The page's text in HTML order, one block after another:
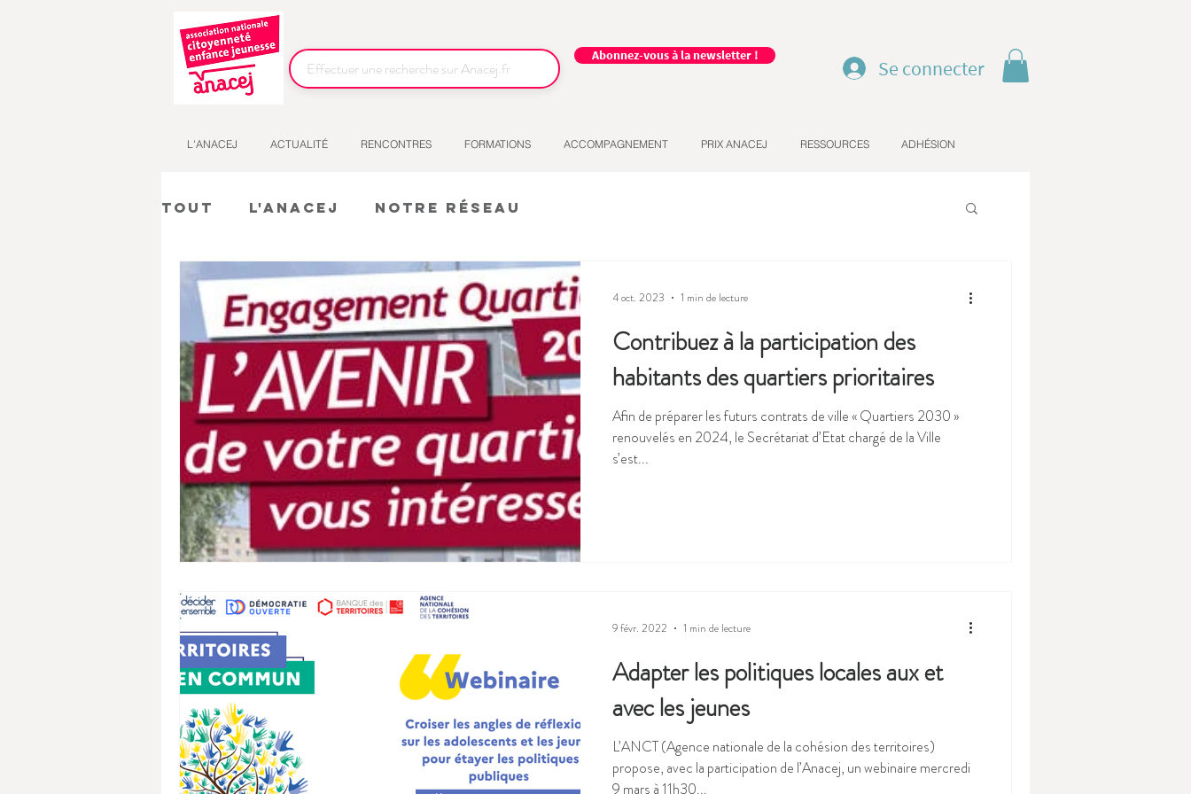
Abonnez-vous à la newsletter !
Se connecter
L'ANACEJ ACTUALITÉ RENCONTRES FORMATIONS ACCOMPAGNEMENT PRIX ANACEJ RESSOURCES ADHÉSION
Tout L'Anacej Notre réseau
Contribuez à la participation des
habitants des quartiers prioritaires
Afin de préparer les futurs contrats de ville « Quartiers 2030 »
renouvelés en 2024, le Secrétariat d’Etat chargé de la Ville
s’est...
4 oct. 2023 1 min de lecture
Adapter les politiques locales aux et
avec les jeunes
L’ANCT (Agence nationale de la cohésion des territoires)
propose, avec la participation de l’Anacej, un webinaire mercredi
9 mars à 11h30...
9 févr. 2022 1 min de lecture